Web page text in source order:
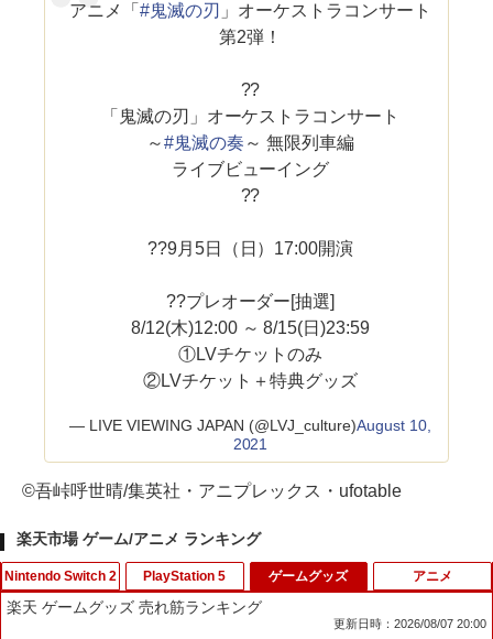
アニメ「#鬼滅の刃 」オーケストラコンサート
第2弾！
??
「鬼滅の刃」オーケストラコンサート
～#鬼滅の奏 ～ 無限列車編
ライブビューイング
??
??9月5日（日）17:00開演
??プレオーダー[抽選]
8/12(木)12:00 ～ 8/15(日)23:59
①LVチケットのみ
②LVチケット＋特典グッズ
— LIVE VIEWING JAPAN (@LVJ_culture)August 10,
2021
©吾峠呼世晴/集英社・アニプレックス・ufotable
楽天市場 ゲーム/アニメ ランキング
Nintendo Switch 2 PlayStation 5 ゲームグッズ
楽天 ゲームグッズ 売れ筋ランキング
更新日時：2026/08/07 20:00
アニメ